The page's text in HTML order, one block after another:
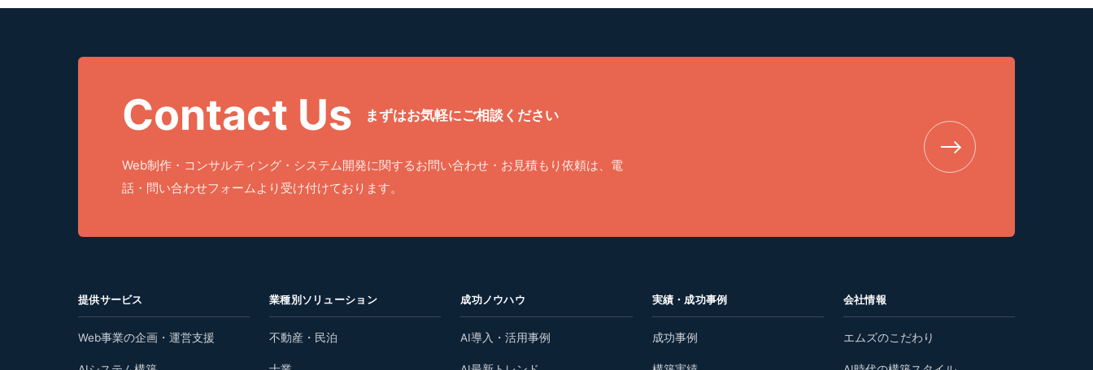
Contact Us まずはお気軽にご相談ください
Web制作・コンサルティング・システム開発に関するお問い合わせ・お見積もり依頼は、電
話・問い合わせフォームより受け付けております。
提供サービス
Web事業の企画・運営支援
業種別ソリューション
不動産・民泊
成功ノウハウ
AI導入・活用事例
実績・成功事例
成功事例
会社情報
エムズのこだわり